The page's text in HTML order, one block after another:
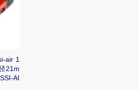
air 1
21m
AI